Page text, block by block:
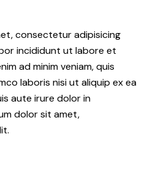
consectetur adipisicing
incididunt ut labore et
ad minim veniam, quis
laboris nisi ut aliquip ex ea
aute irure dolor in
dolor sit amet,